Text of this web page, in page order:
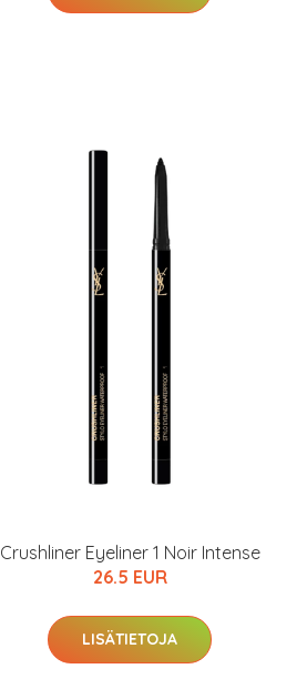
Crushliner Eyeliner 1 Noir Intense
26.5 EUR
LISÄTIETOJA